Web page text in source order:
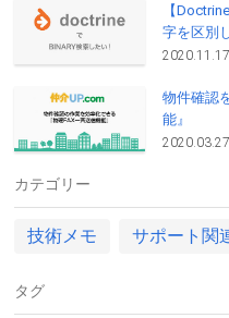
【
字を区別
2020.11.17
物件確認
能』
2020.03.27
カテゴリー
技術メモ サポート関
タグ